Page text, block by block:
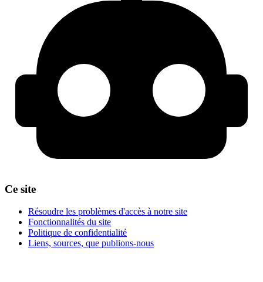
Ce site
Résoudre les problèmes d'accès à notre site
Fonctionnalités du site
Politique de confidentialité
Liens, sources, que publions-nous